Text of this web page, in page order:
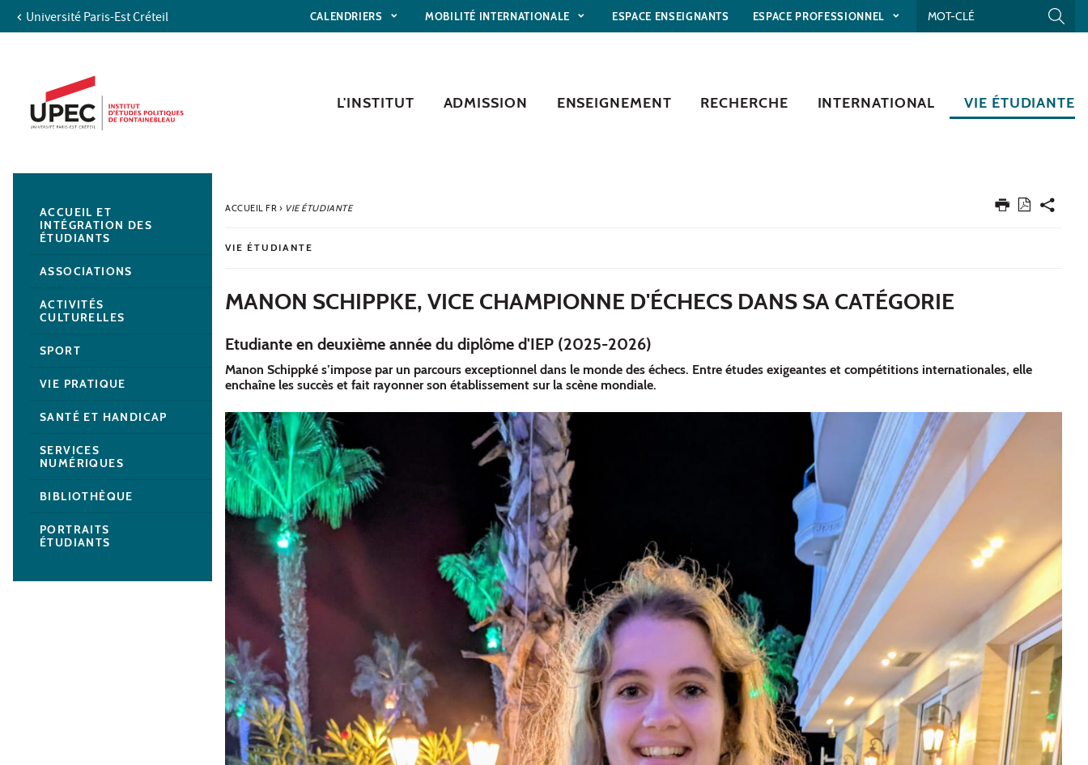
Aller au contenu
Recherche
Navigation secondaire
Université Paris-Est Créteil CALENDRIERS MOBILITÉ INTERNATIONALE ESPACE ENSEIGNANTS ESPACE PROFESSIONNEL
L'INSTITUT ADMISSION ENSEIGNEMENT RECHERCHE INTERNATIONAL VIE ÉTUDIANTE
ACCUEIL FR› VIE ÉTUDIANTE
VIE ÉTUDIANTE
MANON SCHIPPKE, VICE CHAMPIONNE D'ÉCHECS DANS SA CATÉGORIE
Etudiante en deuxième année du diplôme d'IEP (2025-2026)
Manon Schippké s’impose par un parcours exceptionnel dans le monde des échecs. Entre études exigeantes et compétitions internationales, elle
enchaîne les succès et fait rayonner son établissement sur la scène mondiale.
ACCUEIL ET
INTÉGRATION DES
ÉTUDIANTS
ASSOCIATIONS
ACTIVITÉS
CULTURELLES
SPORT
VIE PRATIQUE
SANTÉ ET HANDICAP
SERVICES
NUMÉRIQUES
BIBLIOTHÈQUE
PORTRAITS
ÉTUDIANTS